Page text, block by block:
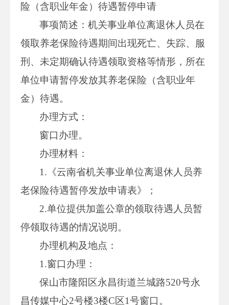
险（含职业年金）待遇暂停申请
事项简述：机关事业单位离退休人员在
领取养老保险待遇期间出现死亡、失踪、服
刑、未定期确认待遇领取资格等情形，所在
单位申请暂停发放其养老保险（含职业年
金）待遇。
办理方式：
窗口办理。
办理材料：
1.《云南省机关事业单位离退休人员养
老保险待遇暂停发放申请表》；
2.单位提供加盖公章的领取待遇人员暂
停领取待遇的情况说明。
办理机构及地点：
1.窗口办理：
保山市隆阳区永昌街道兰城路520号永
昌传媒中心2号楼3楼C区1号窗口。